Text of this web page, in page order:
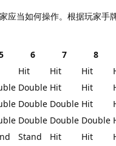
应当如何操作。根据玩家手
6 7 8
Hit Hit Hit
Double Hit Hit
Double Double Hit
Double Double Double
Stand Hit Hit